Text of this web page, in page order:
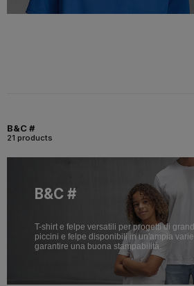
B&C #
21 products
B&C #
T-shirt e felpe versatili per progetti di
piccini e felpe disponibili in un'ampia
garantire una buona stampabilità.